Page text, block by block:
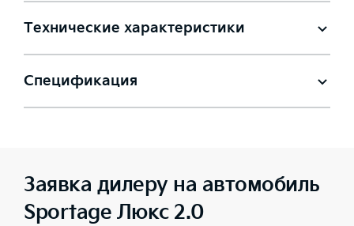
Технические характеристики
Спецификация
Заявка дилеру на автомобиль
Sportage Люкс 2.0